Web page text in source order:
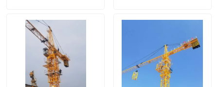
Referenzen
Flacher Spitzenturmkran
Hammer-Kopf-Turmkran